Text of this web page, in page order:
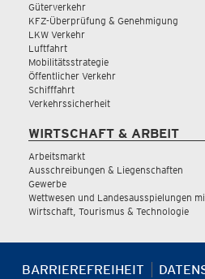
Güterverkehr
KFZ-Überprüfung & Genehmigung
LKW Verkehr
Luftfahrt
Mobilitätsstrategie
Öffentlicher Verkehr
Schifffahrt
Verkehrssicherheit
WIRTSCHAFT & ARBEIT
Arbeitsmarkt
Ausschreibungen & Liegenschaften
Gewerbe
Wettwesen und Landesausspielungen
Wirtschaft, Tourismus & Technologie
BARRIEREFREIHEIT